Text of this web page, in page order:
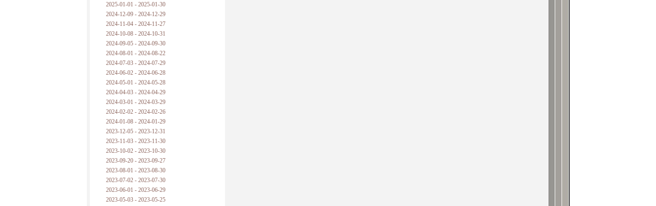
2025-01-01 - 2025-01-30
2024-12-09 - 2024-12-29
2024-11-04 - 2024-11-27
2024-10-08 - 2024-10-31
2024-09-05 - 2024-09-30
2024-08-01 - 2024-08-22
2024-07-03 - 2024-07-29
2024-06-02 - 2024-06-28
2024-05-01 - 2024-05-28
2024-04-03 - 2024-04-29
2024-03-01 - 2024-03-29
2024-02-02 - 2024-02-26
2024-01-08 - 2024-01-29
2023-12-05 - 2023-12-31
2023-11-03 - 2023-11-30
2023-10-02 - 2023-10-30
2023-09-20 - 2023-09-27
2023-08-01 - 2023-08-30
2023-07-02 - 2023-07-30
2023-06-01 - 2023-06-29
2023-05-03 - 2023-05-25